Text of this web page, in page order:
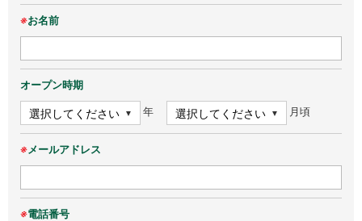
※お名前
オープン時期
年 月頃
※ メールアドレス
※電話番号